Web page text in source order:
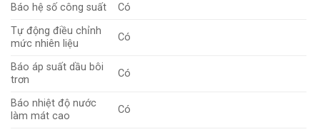
Báo hệ số công suất
Có
Tự động điều chỉnh
mức nhiên liệu
Có
Báo áp suất dầu bôi
trơn
Có
Báo nhiệt độ nước
làm mát cao
Có